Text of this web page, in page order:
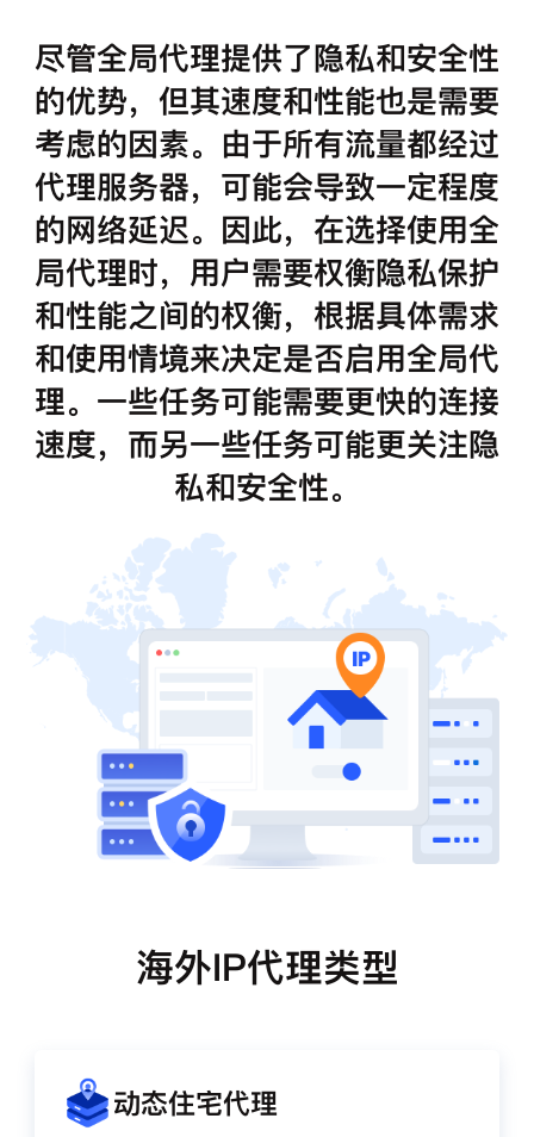
尽管全局代理提供了隐私和安全性
的优势，但其速度和性能也是需要
考虑的因素。由于所有流量都经过
代理服务器，可能会导致一定程度
的网络延迟。因此，在选择使用全
局代理时，用户需要权衡隐私保护
和性能之间的权衡，根据具体需求
和使用情境来决定是否启用全局代
理。一些任务可能需要更快的连接
速度，而另一些任务可能更关注隐
私和安全性。
海外IP代理类型
动态住宅代理